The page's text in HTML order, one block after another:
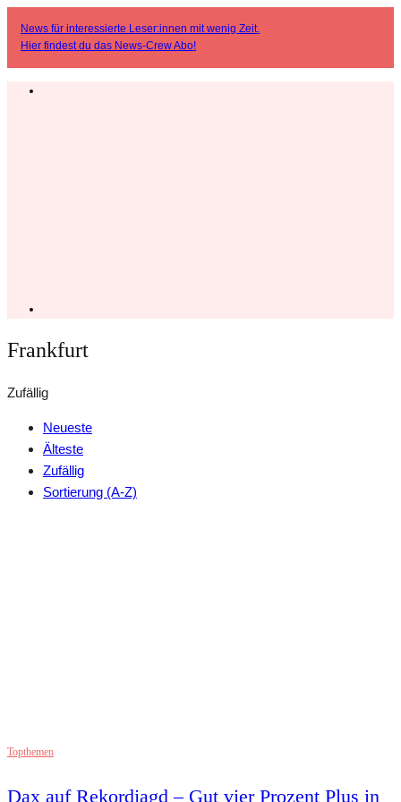
News für interessierte Leser:innen mit wenig Zeit.
Hier findest du das News-Crew Abo!
Frankfurt
Zufällig
Neueste
Älteste
Zufällig
Sortierung (A-Z)
Topthemen
Dax auf Rekordjagd – Gut vier Prozent Plus in